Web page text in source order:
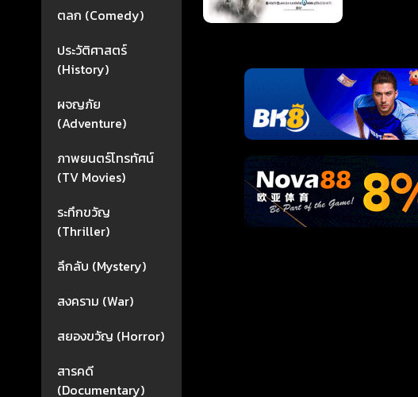
ตลก (Comedy)
ประวัติศาสตร์
(History)
ผจญภัย
(Adventure)
ภาพยนตร์โทรทัศน์
(TV Movies)
ระทึกขวัญ
(Thriller)
ลึกลับ (Mystery)
สงคราม (War)
สยองขวัญ (Horror)
สารคดี
(Documentary)